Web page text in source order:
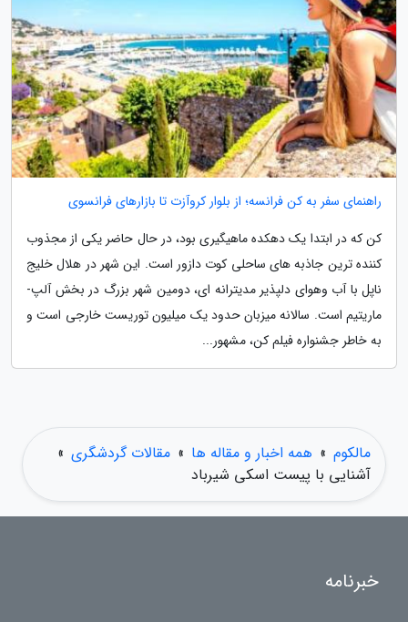
راهنمای سفر به کن فرانسه؛ از بلوار کروآزت تا بازارهای فرانسوی
کن که در ابتدا یک دهکده ماهیگیری بود، در حال حاضر یکی از مجذوب
کننده ترین جاذبه های ساحلی کوت دازور است. این شهر در هلال خلیج
ناپل با آب وهوای دلپذیر مدیترانه ای، دومین شهر بزرگ در بخش آلپ-
ماریتیم است. سالانه میزبان حدود یک میلیون توریست خارجی است و
به خاطر جشنواره فیلم کن، مشهور...
مالکوم » همه اخبار و مقاله ها » مقالات گردشگری »
آشنایی با پیست اسکی شیرباد
خبرنامه